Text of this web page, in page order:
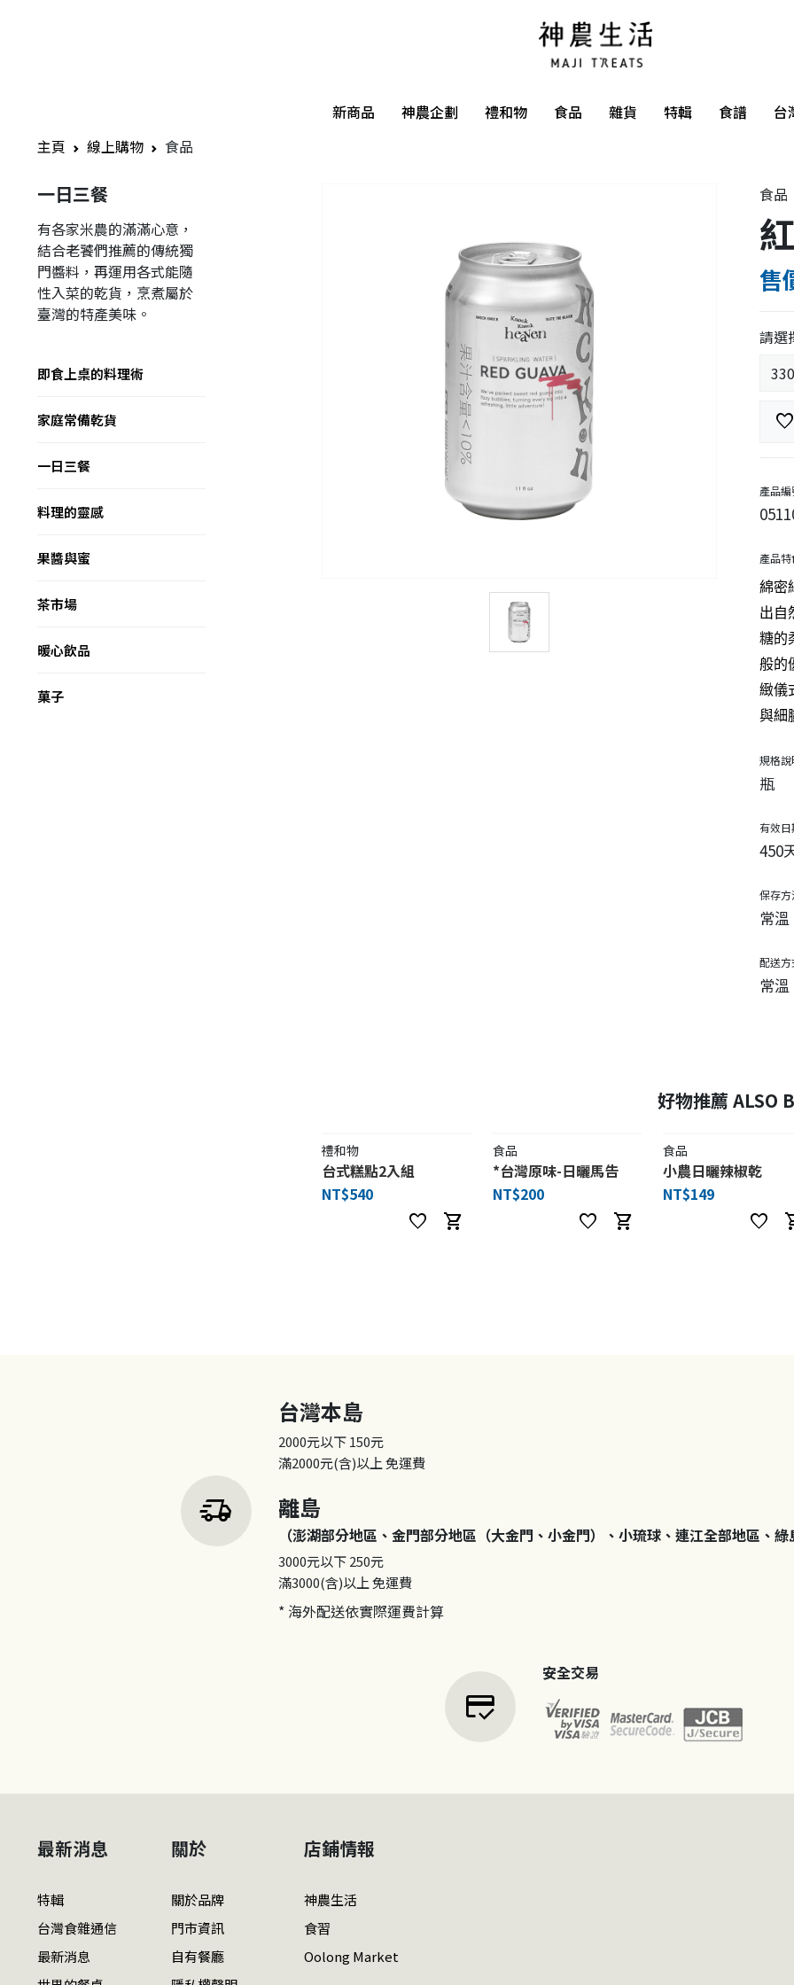
新商品 神農企劃 禮和物 食品 雜貨 特輯 食譜
台
主頁
線上購物 食品
一日三餐
有各家米農的滿滿心意，
結合老饕們推薦的傳統獨
門醬料，再運用各式能隨
性入菜的乾貨，烹煮屬於
臺灣的特產美味。
即食上桌的料理術
家庭常備乾貨
一日三餐
料理的靈感
果醬與蜜
茶市場
暖心飲品
菓子
食品
售
請選
favorite
產品編
產品特
綿密
出自
糖的
般的
緻儀
與細
規格說
瓶
有效日
450
保存方
常
配送方
常溫
好物推薦 ALSO
禮和物
台式糕點2入組
NT$540
favorite shopping_cart
食品
*台灣原味-日曬馬告
NT$200
favorite shopping_cart
食品
小農日曬辣椒乾
NT$149
favorite
delivery_truck_speed
台灣本島
2000元以下150元
滿2000元(含)以上免運費
離島
（澎湖部分地區、金門部分地區（大金門、小金門）、小琉球、連江全部地區、綠
3000元以下250元
滿3000(含)以上免運費
* 海外配送依實際運費計算
credit_score
安全交易
最新消息
特輯
台灣食雜通信
最新消息
關於
關於品牌
門市資訊
自有餐廳
店鋪情報
神農生活
食習
Oolong Market